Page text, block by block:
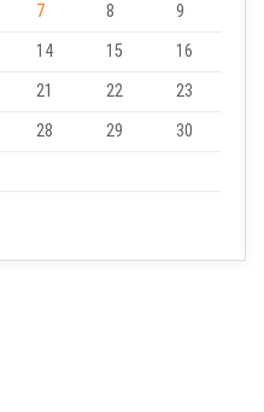
7 8
9
14 15
16
21 22
23
28 29
30